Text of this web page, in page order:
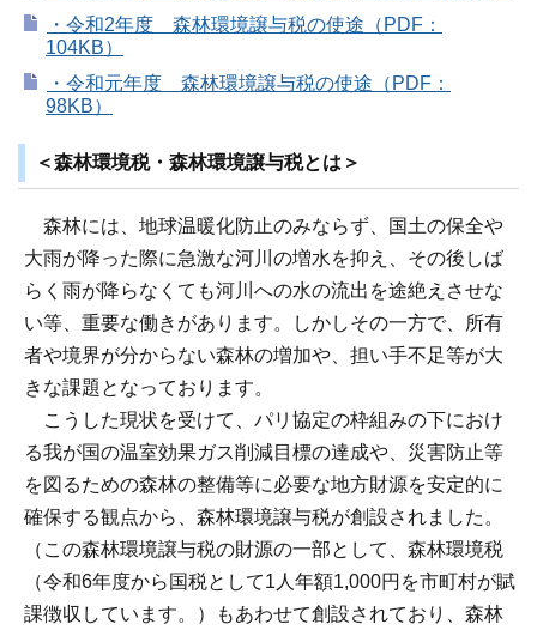
・令和2年度 森林環境譲与税の使途（PDF：
104KB）
・令和元年度 森林環境譲与税の使途（PDF：
98KB）
＜森林環境税・森林環境譲与税とは＞
森林には、地球温暖化防止のみならず、国土の保全や
大雨が降った際に急激な河川の増水を抑え、その後しば
らく雨が降らなくても河川への水の流出を途絶えさせな
い等、重要な働きがあります。しかしその一方で、所有
者や境界が分からない森林の増加や、担い手不足等が大
きな課題となっております。
こうした現状を受けて、パリ協定の枠組みの下におけ
る我が国の温室効果ガス削減目標の達成や、災害防止等
を図るための森林の整備等に必要な地方財源を安定的に
確保する観点から、森林環境譲与税が創設されました。
（この森林環境譲与税の財源の一部として、森林環境税
（令和6年度から国税として1人年額1,000円を市町村が賦
課徴収しています。）もあわせて創設されており、森林